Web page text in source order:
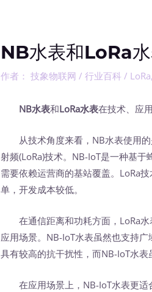
NB水表和LoRa
作者： 技象物联网/行业百科 / LoRa,
NB水表和LoRa水表在技术、应
从技术角度来看，NB水表使用的
射频(LoRa)技术。NB-IoT是一种基
需要依赖运营商的基站覆盖。LoRa
单，开发成本较低。
在通信距离和功耗方面，LoRa水
应用场景。NB-IoT水表虽然也支持
具有较高的抗干扰性，而NB-IoT水表
在应用场景上，NB-IoT水表更适